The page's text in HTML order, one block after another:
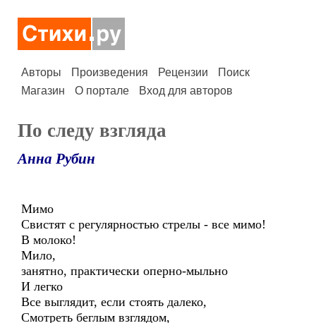
Авторы Произведения Рецензии
Поиск
Магазин
О портале Вход для авторов
По следу взгляда
Анна Рубин
Мимо
Свистят с регулярностью стрелы - все мимо!
В молоко!
Мило,
занятно, практически оперно-мыльно
И легко
Все выглядит, если стоять далеко,
Смотреть беглым взглядом,